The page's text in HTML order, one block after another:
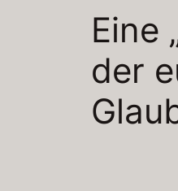
Eine
der